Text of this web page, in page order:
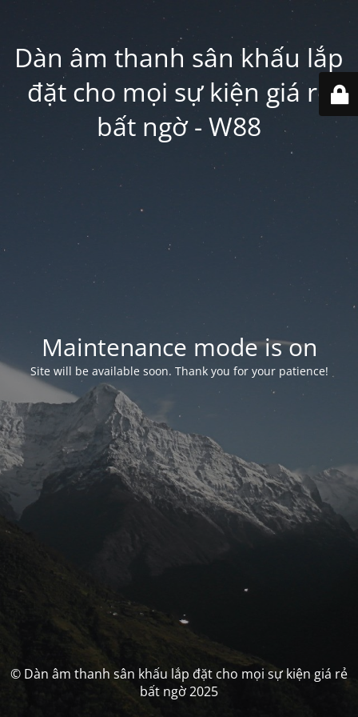
Dàn âm thanh sân khấu lắp
đặt cho mọi sự kiện giá rẻ
bất ngờ - W88
Maintenance mode is on
Site will be available soon. Thank you for your patience!
© Dàn âm thanh sân khấu lắp đặt cho mọi sự kiện giá rẻ
bất ngờ 2025